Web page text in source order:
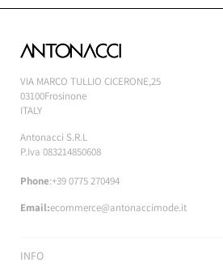
VIA MARCO TULLIO CICERONE,25
03100Frosinone
ITALY
Antonacci S.R.L
P.Iva 083214850608
Phone:+39 0775 270494
Email:ecommerce@antonaccimode.it
INFO